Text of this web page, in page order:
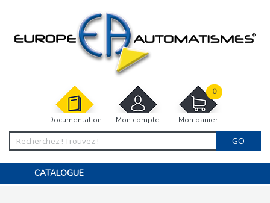
Documentation Mon compte Mon panier
0
GO
CATALOGUE